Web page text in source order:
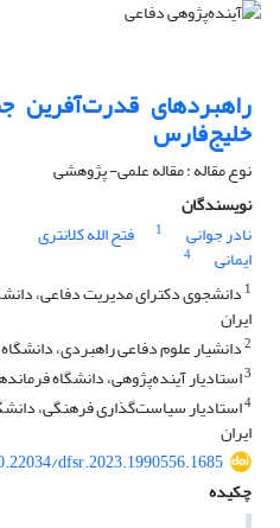
راهبردهای قدرت‌آفرین
خلیج‌فارس
نوع مقاله : مقاله علمی- پژوهشی
نویسندگان
نادر جوانی
1 فتح الله کلانتری
ایمانی
4
1 دانشجوی دکترای مدیریت دفاعی،
ایران
2دانشیار علوم دفاعی راهبردی، دانشگاه
3استادیار آینده‌پژوهی، دانشگاه
4استادیار سیاست‌گذاری فرهنگی،
ایران
dfsr.2023.1990556.1685
چکیده